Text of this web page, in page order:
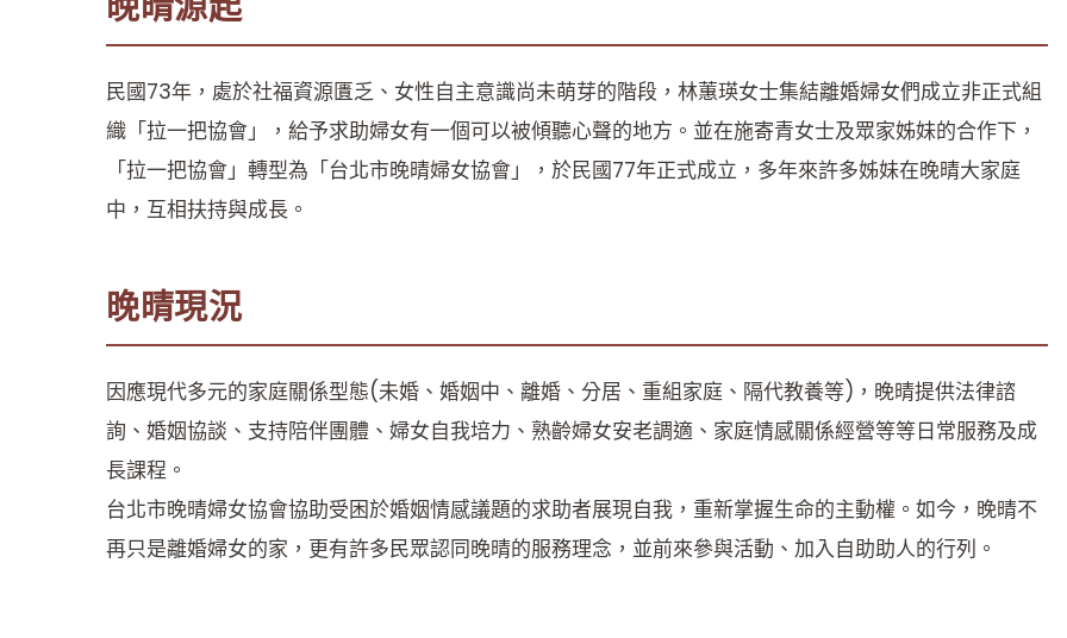
民國73年，處於社福資源匱乏、女性自主意識尚未萌芽的階段，林蕙瑛女士集結離婚婦女們成立非正式組
織「拉一把協會」，給予求助婦女有一個可以被傾聽心聲的地方。並在施寄青女士及眾家姊妹的合作下，
「拉一把協會」轉型為「台北市晚晴婦女協會」，於民國77年正式成立，多年來許多姊妹在晚晴大家庭
中，互相扶持與成長。
晚晴現況
因應現代多元的家庭關係型態(未婚、婚姻中、離婚、分居、重組家庭、隔代教養等)，晚晴提供法律諮
詢、婚姻協談、支持陪伴團體、婦女自我培力、熟齡婦女安老調適、家庭情感關係經營等等日常服務及成
長課程。
台北市晚晴婦女協會協助受困於婚姻情感議題的求助者展現自我，重新掌握生命的主動權。如今，晚晴不
再只是離婚婦女的家，更有許多民眾認同晚晴的服務理念，並前來參與活動、加入自助助人的行列。